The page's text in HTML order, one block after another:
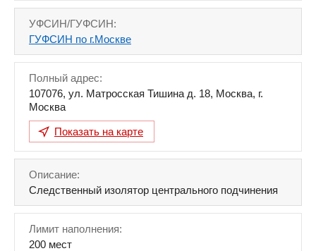
УФСИН/ГУФСИН:
ГУФСИН по г.Москве
Полный адрес:
107076, ул. Матросская Тишина д. 18, Москва, г.
Москва
Показать на карте
Описание:
Следственный изолятор центрального подчинения
Лимит наполнения:
200 мест